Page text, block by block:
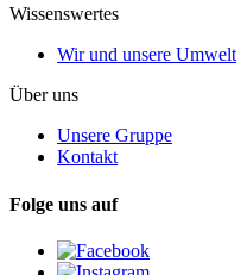
Wissenswertes
Wir und unsere Umwelt
Über uns
Unsere Gruppe
Kontakt
Folge uns auf